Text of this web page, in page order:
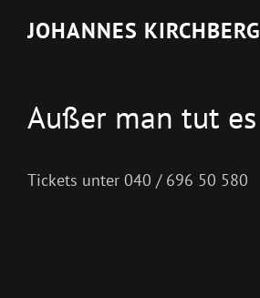
JOHANNES KIRCHBERG
Außer man tut es
Tickets unter 040 / 696 50 580